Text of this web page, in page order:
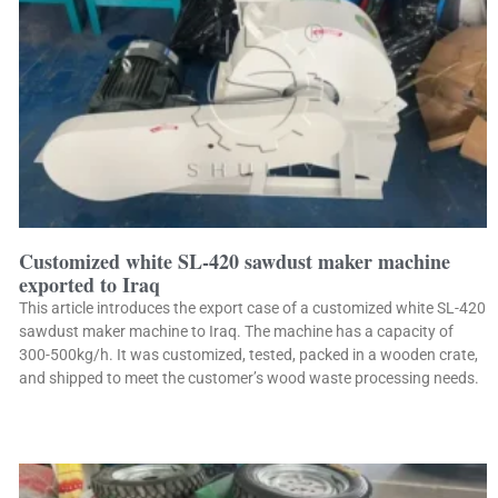
Customized white SL-420 sawdust maker machine
exported to Iraq
This article introduces the export case of a customized white SL-420
sawdust maker machine to Iraq. The machine has a capacity of
300-500kg/h. It was customized, tested, packed in a wooden crate,
and shipped to meet the customer’s wood waste processing needs.